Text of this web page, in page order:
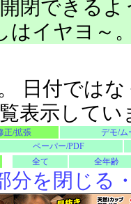
閉できる
はイヤヨ～
日付では
表示してい
正/拡張
デモ/ム
ペーパー/PDF
全て 全年齢
分を閉じる